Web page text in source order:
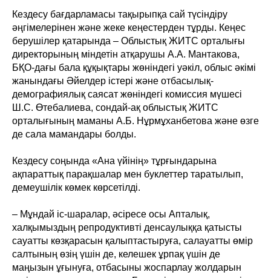
Кездесу бағдарламасы тақырыпқа сай түсіндіру
әңгімелерінен және жеке кеңестерден тұрды. Кеңес
берушілер қатарында – Облыстық ЖИТС орталығы
директорының міндетін атқарушы А.А. Мантакова,
БҚО-дағы бала құқықтары жөніндегі уәкіл, облыс әкімі
жанындағы Әйелдер істері және отбасылық-
демографиялық саясат жөніндегі комиссия мүшесі
Ш.С. Өтебалиева, сондай-ақ облыстық ЖИТС
орталығының маманы А.Б. Нұрмұханбетова және өзге
де сала мамандары болды.
Кездесу соңында «Ана үйінің» тұрғындарына
ақпараттық парақшалар мен буклеттер таратылып,
демеушілік көмек көрсетілді.
– Мұндай іс-шаралар, әсіресе осы Апталық,
халқымыздың репродуктивті денсаулыққа қатысты
сауатты көзқарасын қалыптастыруға, салауатты өмір
салтының өзің үшін де, келешек ұрпақ үшін де
маңызын ұғынуға, отбасыны жоспарлау жолдарын